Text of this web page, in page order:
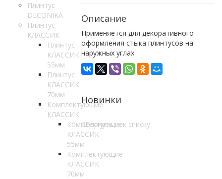
Плинтус
DECONIKA
Плинтус
КЛАССИК
Плинтус
КЛАССИК
55мм
Плинтус
КЛАССИК
70мм
Комплектующие
КЛАССИК
Комплектующие
КЛАССИК
55мм
Комплектующие
КЛАССИК
70мм
Описание
Применяется для декоративного
оформления стыка плинтусов на
наружных углах
Новинки
Вернуться к списку